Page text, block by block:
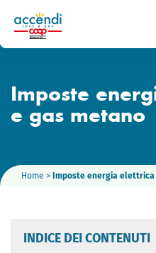
Imposte
e gas metano
Home > Imposte energia
INDICE DEI CONTENUTI